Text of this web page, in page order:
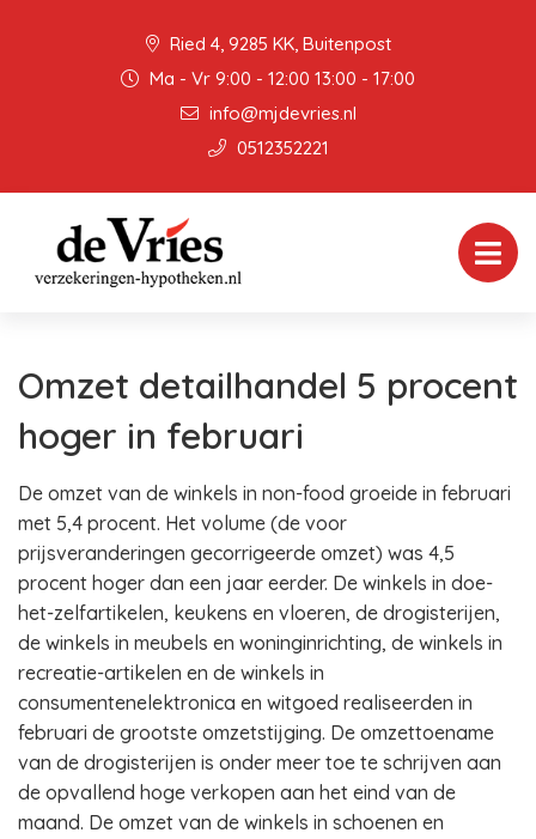
Ried 4, 9285 KK, Buitenpost
Ma - Vr 9:00 - 12:00 13:00 - 17:00
info@mjdevries.nl
0512352221
Omzet detailhandel 5 procent
hoger in februari
De omzet van de winkels in non-food groeide in februari
met 5,4 procent. Het volume (de voor
prijsveranderingen gecorrigeerde omzet) was 4,5
procent hoger dan een jaar eerder. De winkels in doe-
het-zelfartikelen, keukens en vloeren, de drogisterijen,
de winkels in meubels en woninginrichting, de winkels in
recreatie-artikelen en de winkels in
consumentenelektronica en witgoed realiseerden in
februari de grootste omzetstijging. De omzettoename
van de drogisterijen is onder meer toe te schrijven aan
de opvallend hoge verkopen aan het eind van de
maand. De omzet van de winkels in schoenen en